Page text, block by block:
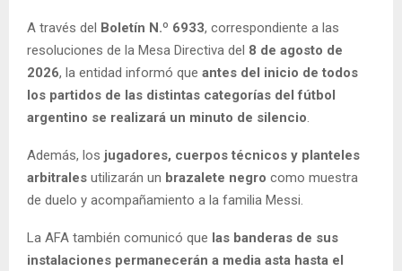
A través del Boletín N.º 6933, correspondiente a las
resoluciones de la Mesa Directiva del 8 de agosto de
2026, la entidad informó que antes del inicio de todos
los partidos de las distintas categorías del fútbol
argentino se realizará un minuto de silencio.
Además, los jugadores, cuerpos técnicos y planteles
arbitrales utilizarán un brazalete negro como muestra
de duelo y acompañamiento a la familia Messi.
La AFA también comunicó que las banderas de sus
instalaciones permanecerán a media asta hasta el